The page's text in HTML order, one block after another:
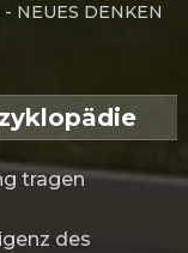
NEUES DENKEN
tragen
des